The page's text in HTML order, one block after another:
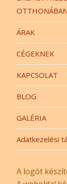
OTTHONÁBAN
ÁRAK
CÉGEKNEK
KAPCSOLAT
BLOG
GALÉRIA
Adatkezelési
A logót